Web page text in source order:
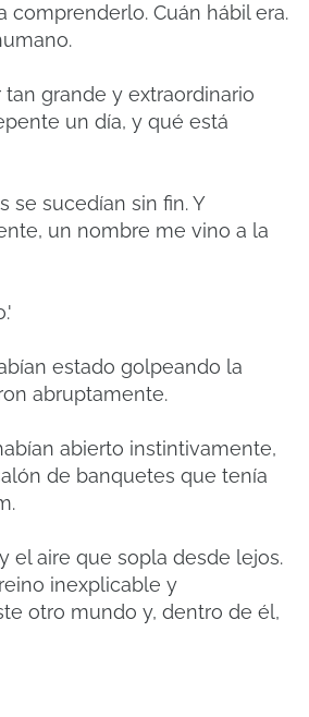
comprenderlo. Cuán hábil era.
tan grande y extraordinario
un día, y qué está
se sucedían sin fin. Y
un nombre me vino a la
estado golpeando la
abruptamente.
abierto instintivamente,
de banquetes que tenía
el aire que sopla desde lejos.
inexplicable y
otro mundo y, dentro de él,